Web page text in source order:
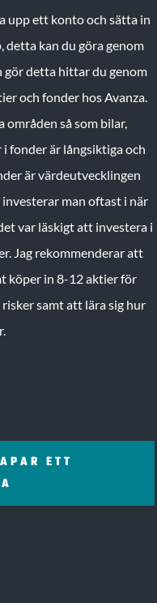
upp ett konto och sätta in
kan du göra genom
gör detta hittar du genom
och fonder hos Avanza.
så som bilar,
fonder är långsiktiga och
är värdeutvecklingen
man oftast i när
var läskigt att investera i
Jag rekommenderar att
köper in 8-12 aktier för
samt att lära sig hur
ETT